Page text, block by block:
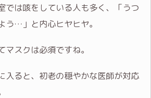
では咳をしている人も多く、「うつ
う…」と内心ヒヤヒヤ。
マスクは必須ですね。
入ると、初老の穏やかな医師が対応